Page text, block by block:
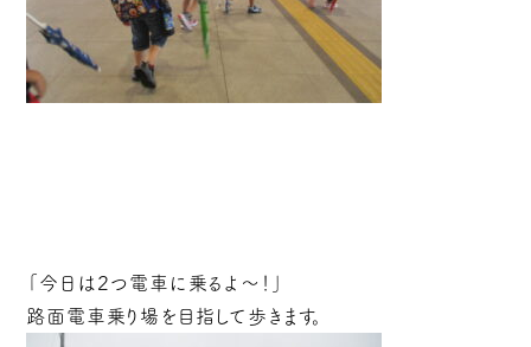
「今日は２つ電車に乗るよ～！」
路面電車乗り場を目指して歩きます。